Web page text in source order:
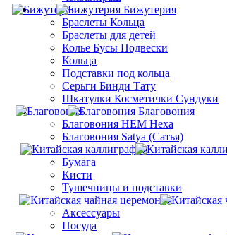
Бижутерия
Браслеты Кольца
Браслеты для детей
Колье Бусы Подвески
Кольца
Подставки под кольца
Серьги Бинди Тату
Шкатулки Косметички Сундуки
Благовония
Благовония HEM Hexa
Благовония Satya (Сатья)
Бумага
Кисти
Тушечницы и подставки
Аксессуары
Посуда